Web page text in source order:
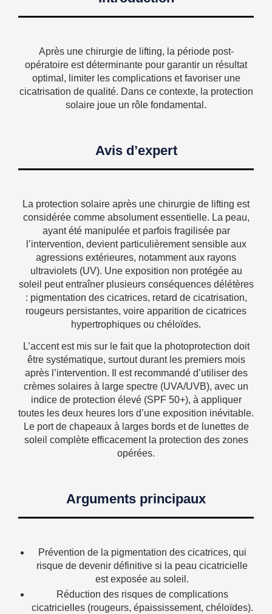
Après une chirurgie de lifting, la période post-
opératoire est déterminante pour garantir un résultat
optimal, limiter les complications et favoriser une
cicatrisation de qualité. Dans ce contexte, la protection
solaire joue un rôle fondamental.
Avis d’expert
La protection solaire après une chirurgie de lifting est
considérée comme absolument essentielle. La peau,
ayant été manipulée et parfois fragilisée par
l’intervention, devient particulièrement sensible aux
agressions extérieures, notamment aux rayons
ultraviolets (UV). Une exposition non protégée au
soleil peut entraîner plusieurs conséquences délétères
: pigmentation des cicatrices, retard de cicatrisation,
rougeurs persistantes, voire apparition de cicatrices
hypertrophiques ou chéloïdes.
L’accent est mis sur le fait que la photoprotection doit
être systématique, surtout durant les premiers mois
après l’intervention. Il est recommandé d’utiliser des
crèmes solaires à large spectre (UVA/UVB), avec un
indice de protection élevé (SPF 50+), à appliquer
toutes les deux heures lors d’une exposition inévitable.
Le port de chapeaux à larges bords et de lunettes de
soleil complète efficacement la protection des zones
opérées.
Arguments principaux
Prévention de la pigmentation des cicatrices, qui
risque de devenir définitive si la peau cicatricielle
est exposée au soleil.
Réduction des risques de complications
cicatricielles (rougeurs, épaississement, chéloïdes).